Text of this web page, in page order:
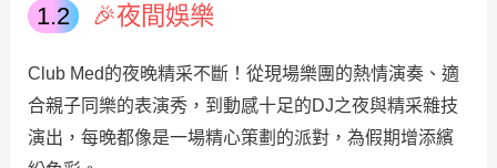
🎉夜間娛樂
Club Med的夜晚精采不斷！從現場樂團的熱情演奏、適
合親子同樂的表演秀，到動感十足的DJ之夜與精采雜技
演出，每晚都像是一場精心策劃的派對，為假期增添繽